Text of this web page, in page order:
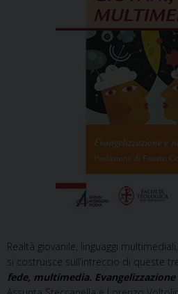
Realtà giovanile, linguaggi
si costruisce sull’intreccio di queste
fede, multimedia.